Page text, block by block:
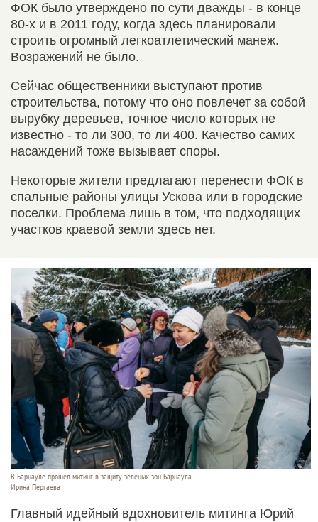
ФОК было утверждено по сути дважды - в конце
80-х и в 2011 году, когда здесь планировали
строить огромный легкоатлетический манеж.
Возражений не было.
Сейчас общественники выступают против
строительства, потому что оно повлечет за собой
вырубку деревьев, точное число которых не
известно - то ли 300, то ли 400. Качество самих
насаждений тоже вызывает споры.
Некоторые жители предлагают перенести ФОК в
спальные районы улицы Ускова или в городские
поселки. Проблема лишь в том, что подходящих
участков краевой земли здесь нет.
В Барнауле прошел митинг в защиту зеленых зон Барнаула
Ирина Пергаева
Главный идейный вдохновитель митинга Юрий